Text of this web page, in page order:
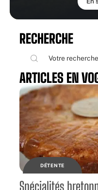
RECHERCHE
ARTICLES EN
DÉTENTE
Spécialités